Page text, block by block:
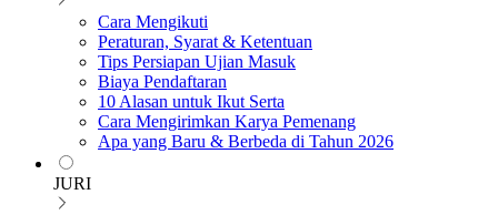
Cara Mengikuti
Peraturan, Syarat & Ketentuan
Tips Persiapan Ujian Masuk
Biaya Pendaftaran
10 Alasan untuk Ikut Serta
Cara Mengirimkan Karya Pemenang
Apa yang Baru & Berbeda di Tahun 2026
JURI